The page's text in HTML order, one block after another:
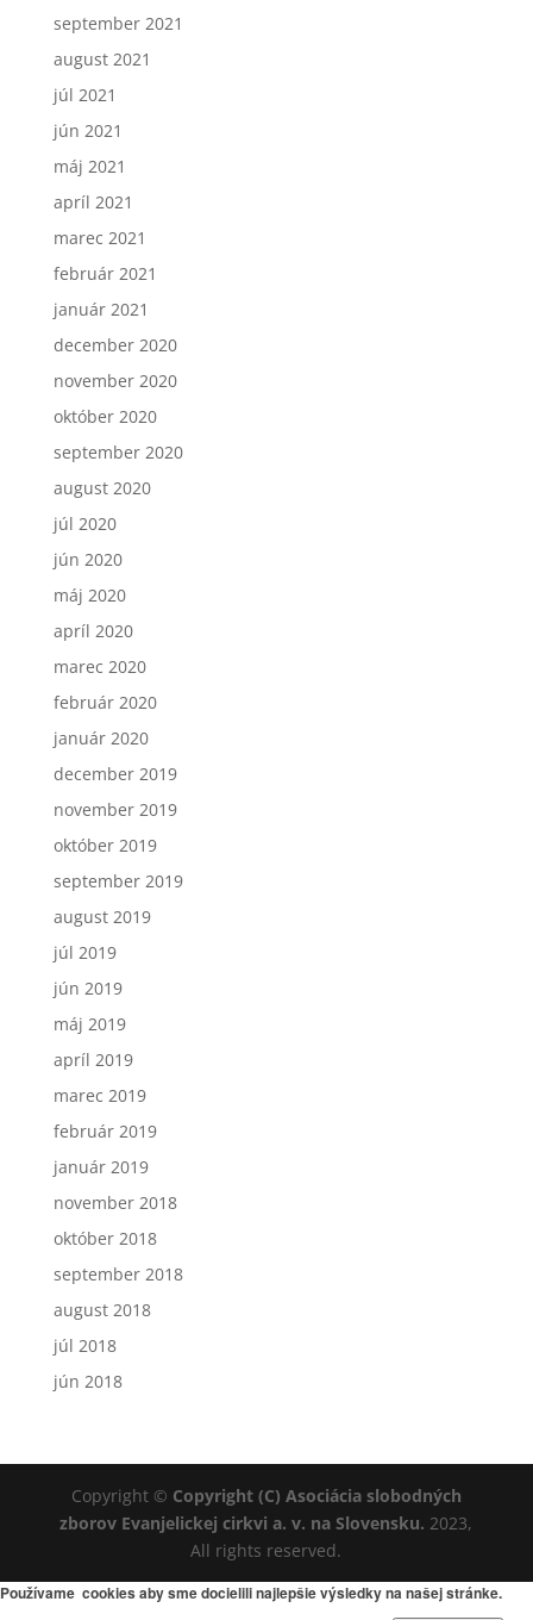
september 2021
august 2021
júl 2021
jún 2021
máj 2021
apríl 2021
marec 2021
február 2021
január 2021
december 2020
november 2020
október 2020
september 2020
august 2020
júl 2020
jún 2020
máj 2020
apríl 2020
marec 2020
február 2020
január 2020
december 2019
november 2019
október 2019
september 2019
august 2019
júl 2019
jún 2019
máj 2019
apríl 2019
marec 2019
február 2019
január 2019
november 2018
október 2018
september 2018
august 2018
júl 2018
jún 2018
Copyright © Copyright (C) Asociácia slobodných
zborov Evanjelickej cirkvi a. v. na Slovensku. 2023,
All rights reserved.
Používame cookies aby sme docielili najlepšie výsledky na našej stránke.